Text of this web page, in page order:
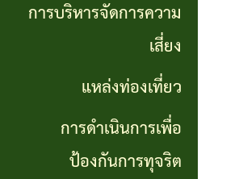
ทุจริต
สาส์น
การบริหารจัดการความ
เสี่ยง
แหล่งท่องเที่ยว
การดำเนินการเพื่อ
ป้องกันการทุจริต